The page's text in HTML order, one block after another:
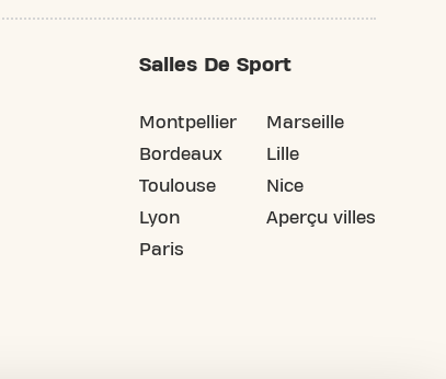
Salles De Sport
Montpellier
Bordeaux
Toulouse
Lyon
Paris
Marseille
Lille
Nice
Aperçu villes